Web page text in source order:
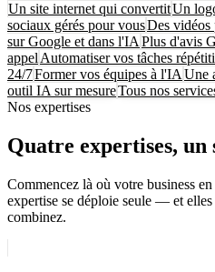
Un site internet qui convertitUn
sociaux gérés pour vousDes vidéos
sur Google et dans l'IA Plus d'avis
appel Automatiser vos tâches
24/7Former vos équipes à l'IA Une
outil IA sur mesureTous nos
Nos expertises
Quatre expertises,
Commencez là où votre business
expertise se déploie seule — et
combinez.